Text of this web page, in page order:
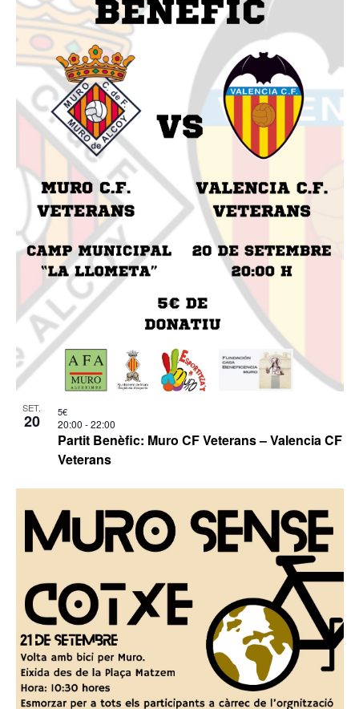
SET.
20
Partit Benèfic: Muro CF Veterans – Valencia CF
Veterans
20:00 -22:00
5€